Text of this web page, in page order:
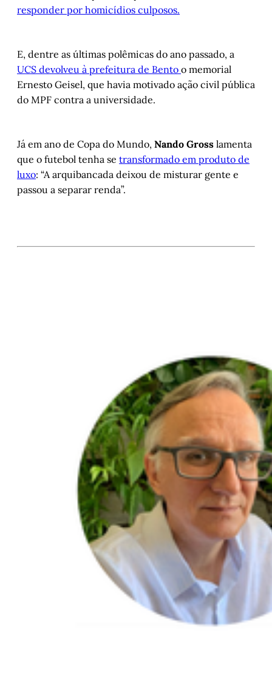
responder por homicídios culposos.
E, dentre as últimas polêmicas do ano passado, a
UCS devolveu à prefeitura de Bento o memorial
Ernesto Geisel, que havia motivado ação civil pública
do MPF contra a universidade.
Já em ano de Copa do Mundo, Nando Gross lamenta
que o futebol tenha se transformado em produto de
luxo: “A arquibancada deixou de misturar gente e
passou a separar renda”.